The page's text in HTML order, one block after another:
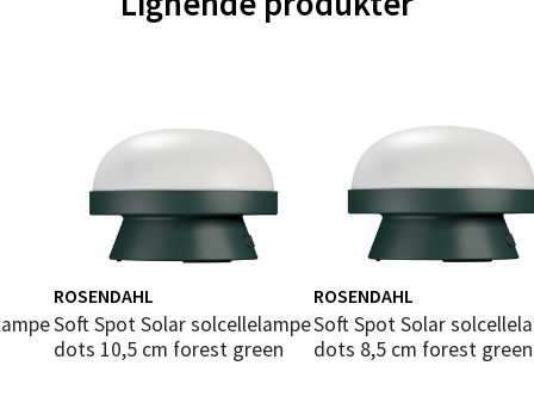
ROSENDAHL
Soft Spot Solar solcellelampe
dots 10,5 cm forest green
ROSENDAHL
Soft Spot Solar solcellelampe
dots 8,5 cm forest green
- Thon Senter Mo i Rana
22, 8622 Mo i Rana
10-18
- Thon Senter Moa